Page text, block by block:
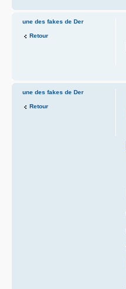
une des fakes de Der
Retour
une des fakes de Der
Retour